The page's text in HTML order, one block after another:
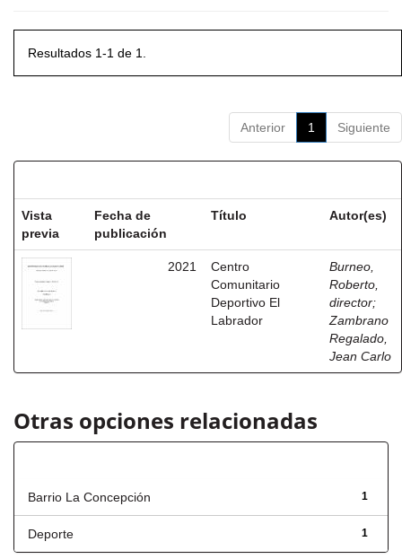
Resultados 1-1 de 1.
Anterior 1 Siguiente
Vista
previa
Fecha de
publicación
Título Autor(es)
2021
Centro
Comunitario
Deportivo El
Labrador
Burneo,
Roberto,
director;
Zambrano
Regalado,
Jean Carlo
Otras opciones relacionadas
1
Barrio La Concepción
1
Deporte